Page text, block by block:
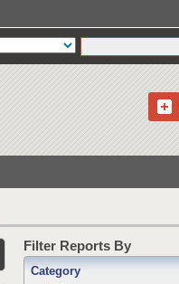
Filter Reports By
Category